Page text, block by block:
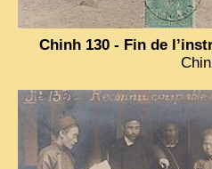
Chinh 130 - Fin de